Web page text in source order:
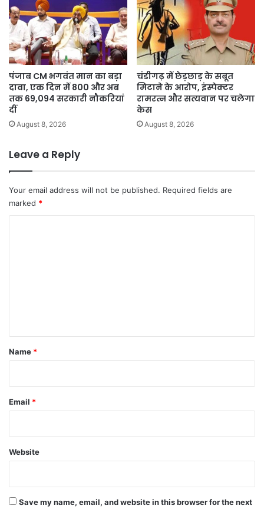
पंजाब CM भगवंत मान का बड़ा
दावा, एक दिन में 800 और अब
तक 69,094 सरकारी नौकरियां
दीं
August 8, 2026
चंडीगढ़ में छेड़छाड़ के सबूत
मिटाने के आरोप, इंस्पेक्टर
रामरत्न और सत्यवान पर चलेगा
केस
August 8, 2026
Leave a Reply
Your email address will not be published. Required fields are
marked *
*
Name *
Email *
Website
Save my name, email, and website in this browser for the next